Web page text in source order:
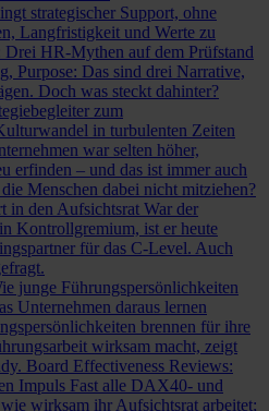
strategischer Support, ohne
Langfristigkeit und Werte zu
HR-Mythen auf dem Prüfstand
Purpose: Das sind drei Narrative,
Doch was steckt dahinter?
zum
in turbulenten Zeiten
war selten höher,
erfinden – und das ist immer auch
Menschen dabei nicht mitziehen?
in den Aufsichtsrat War der
Kontrollgremium, ist er heute
für das C-Level. Auch
junge Führungspersönlichkeiten
Unternehmen daraus lernen
brennen für ihre
wirksam macht, zeigt
Board Effectiveness Reviews:
Impuls Fast alle DAX40- und
wirksam ihr Aufsichtsrat arbeitet;